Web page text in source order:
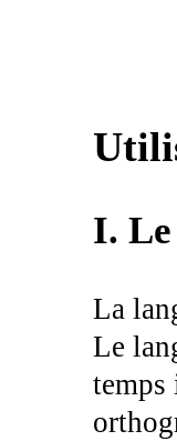
I. Le
La
Le
temps